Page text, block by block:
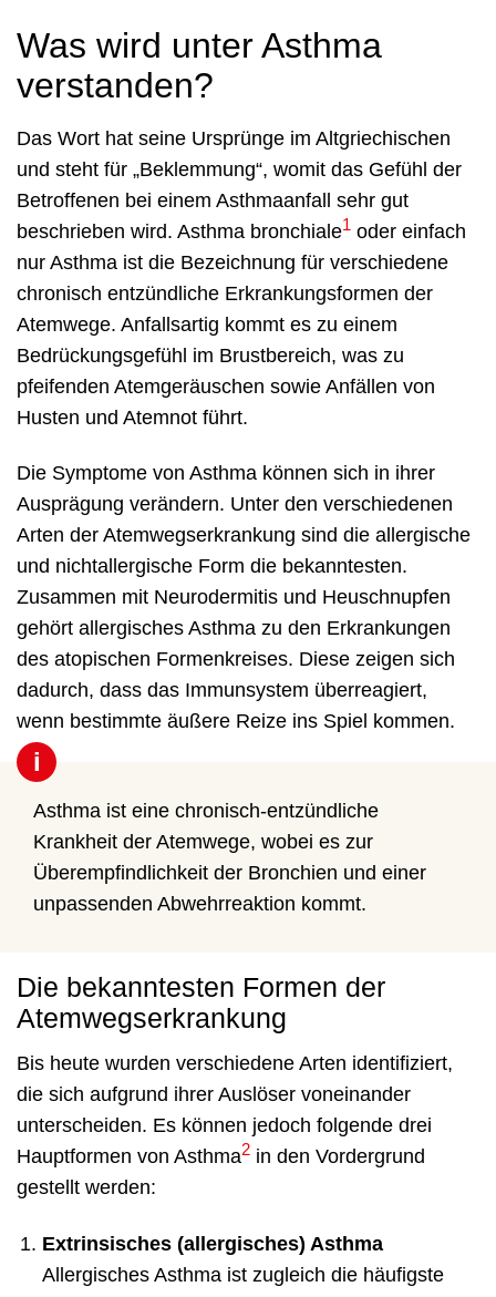
Was wird unter Asthma
verstanden?
Das Wort hat seine Ursprünge im Altgriechischen
und steht für „Beklemmung“, womit das Gefühl der
Betroffenen bei einem Asthmaanfall sehr gut
beschrieben wird. Asthma bronchiale1 oder einfach
nur Asthma ist die Bezeichnung für verschiedene
chronisch entzündliche Erkrankungsformen der
Atemwege. Anfallsartig kommt es zu einem
Bedrückungsgefühl im Brustbereich, was zu
pfeifenden Atemgeräuschen sowie Anfällen von
Husten und Atemnot führt.
Die Symptome von Asthma können sich in ihrer
Ausprägung verändern. Unter den verschiedenen
Arten der Atemwegserkrankung sind die allergische
und nichtallergische Form die bekanntesten.
Zusammen mit Neurodermitis und Heuschnupfen
gehört allergisches Asthma zu den Erkrankungen
des atopischen Formenkreises. Diese zeigen sich
dadurch, dass das Immunsystem überreagiert,
wenn bestimmte äußere Reize ins Spiel kommen.
i
Asthma ist eine chronisch-entzündliche
Krankheit der Atemwege, wobei es zur
Überempfindlichkeit der Bronchien und einer
unpassenden Abwehrreaktion kommt.
Die bekanntesten Formen der
Atemwegserkrankung
Bis heute wurden verschiedene Arten identifiziert,
die sich aufgrund ihrer Auslöser voneinander
unterscheiden. Es können jedoch folgende drei
Hauptformen von Asthma2 in den Vordergrund
gestellt werden:
Extrinsisches (allergisches) Asthma
Allergisches Asthma ist zugleich die häufigste